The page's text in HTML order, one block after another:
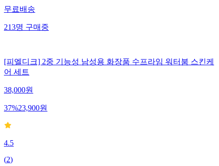
무료배송
213명 구매중
[피엘디크] 2중 기능성 남성용 화장품 수프라임 워터붐 스킨케
어 세트
38,000원
37%23,900원
4.5
(2)